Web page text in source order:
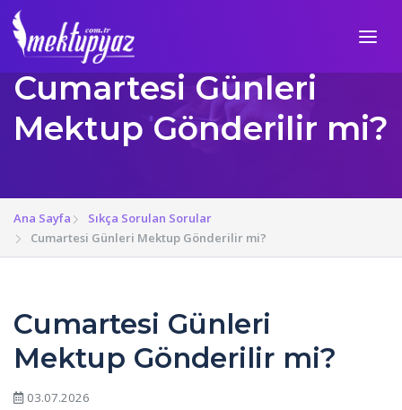
Cumartesi Günleri
Mektup Gönderilir mi?
Ana Sayfa
Sıkça Sorulan Sorular
Cumartesi Günleri Mektup Gönderilir mi?
Cumartesi Günleri
Mektup Gönderilir mi?
03.07.2026